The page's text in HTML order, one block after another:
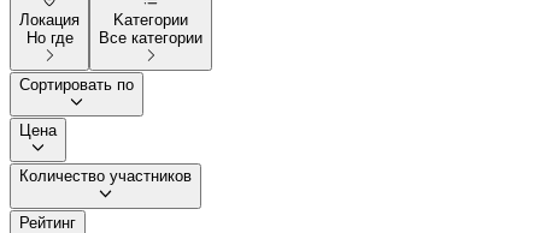
Локация
Но где
Kатегории
Все категории
Сортировать по
Цена
Количество участников
Рейтинг